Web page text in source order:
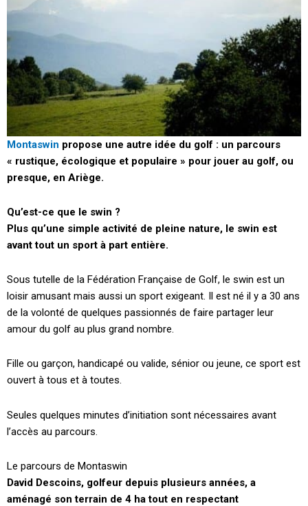
Montaswin propose une autre idée du golf : un parcours
« rustique, écologique et populaire » pour jouer au golf, ou
presque, en Ariège.
Qu’est-ce que le swin ?
Plus qu’une simple activité de pleine nature, le swin est
avant tout un sport à part entière.
Sous tutelle de la Fédération Française de Golf, le swin est un
loisir amusant mais aussi un sport exigeant. Il est né il y a 30 ans
de la volonté de quelques passionnés de faire partager leur
amour du golf au plus grand nombre.
Fille ou garçon, handicapé ou valide, sénior ou jeune, ce sport est
ouvert à tous et à toutes.
Seules quelques minutes d’initiation sont nécessaires avant
l’accès au parcours.
Le parcours de Montaswin
David Descoins, golfeur depuis plusieurs années, a
aménagé son terrain de 4 ha tout en respectant